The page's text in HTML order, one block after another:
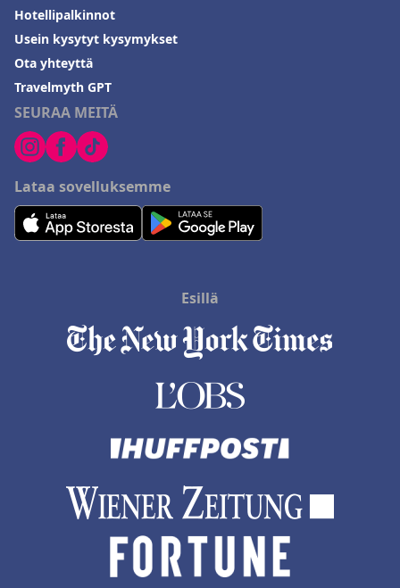
SEURAA MEITÄ
Lataa sovelluksemme
Hotellipalkinnot
Usein kysytyt kysymykset
Ota yhteyttä
Travelmyth GPT
Esillä